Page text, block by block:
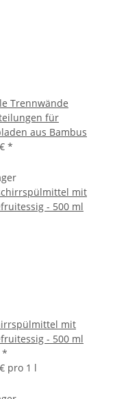
Trennwände
für
aus Bambus
*
mit
- 500 ml
*
pro 1 l